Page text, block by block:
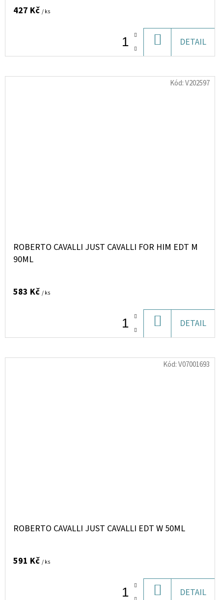
427 Kč / ks
KOŠÍKU
DETAIL
ROBERTO CAVALLI JUST CAVALLI FOR HIM EDT M
90ML
583 Kč / ks
KOŠÍKU
DETAIL
Kód:V202597
ROBERTO CAVALLI JUST CAVALLI EDT W 50ML
591 Kč / ks
DETAIL
Kód:V07001693